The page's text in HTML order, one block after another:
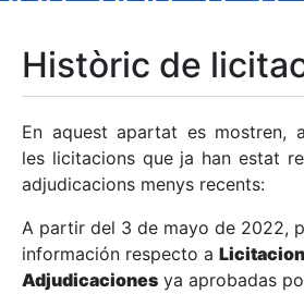
Mostra/Amaga
Mostra/Amaga
Històric de
En aquest apartat es mostren,
les licitacions que ja han estat
adjudicacions menys recents:
A partir del 3 de mayo de 2022,
información respecto a
Adjudicaciones ya aprobadas